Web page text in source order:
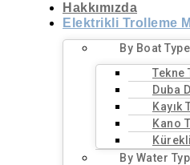
Hakkımızda
Elektrikli Trolleme
By Boat Type
Tekne
Duba
Kano
By Water